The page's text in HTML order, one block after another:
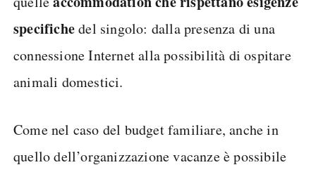
specifichedel singolo: dalla presenza di una
connessione Internet alla possibilità di ospitare
animali domestici.
Come nel caso del budget familiare, anche in
quello dell’organizzazione vacanze è possibile